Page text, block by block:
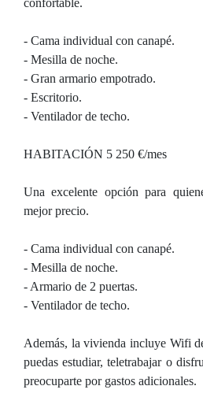
confortable.
- Cama individual con canapé.
- Mesilla de noche.
- Gran armario empotrado.
- Escritorio.
- Ventilador de techo.
HABITACIÓN 5 250 €/mes
Una excelente opción para
mejor precio.
- Cama individual con canapé.
- Mesilla de noche.
- Armario de 2 puertas.
- Ventilador de techo.
Además, la vivienda incluye Wifi
puedas estudiar, teletrabajar o
preocuparte por gastos adicionales.